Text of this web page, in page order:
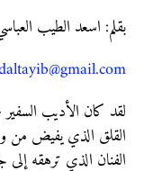
بقلم: اسعد الطيب
لقد كان الأديب السفير
القلق الذي يفيض من
الفنان الذي ترهقه إلى